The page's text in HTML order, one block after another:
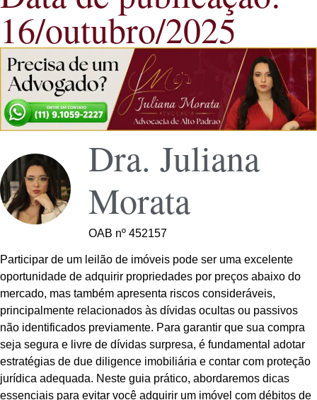
16/outubro/2025
Dra. Juliana
Morata
OAB nº 452157
Participar de um leilão de imóveis pode ser uma excelente
oportunidade de adquirir propriedades por preços abaixo do
mercado, mas também apresenta riscos consideráveis,
principalmente relacionados às dívidas ocultas ou passivos
não identificados previamente. Para garantir que sua compra
seja segura e livre de dívidas surpresa, é fundamental adotar
estratégias de due diligence imobiliária e contar com proteção
jurídica adequada. Neste guia prático, abordaremos dicas
essenciais para evitar você adquirir um imóvel com débitos de